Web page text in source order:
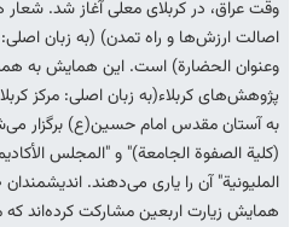
وقت عراق، در کربلای معلی آغاز شد.
اصالت ارزش‌ها و راه تمدن) (به زبان اصلی:
وعنوان الحضارة) است. این همایش به
پژوهش‌های کربلاء(به زبان اصلی: مرکز
به آستان مقدس امام حسین(ع) برگزار
(کلیة الصفوة الجامعة)" و "المجلس
همایش زیارت اربعین مشارکت کرده‌اند که